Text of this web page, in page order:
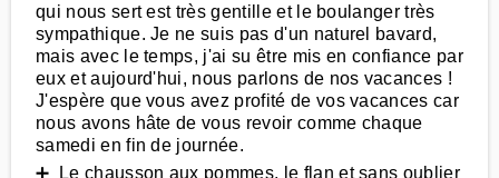
qui nous sert est très gentille et le boulanger très
sympathique. Je ne suis pas d'un naturel bavard,
mais avec le temps, j'ai su être mis en confiance par
eux et aujourd'hui, nous parlons de nos vacances !
J'espère que vous avez profité de vos vacances car
nous avons hâte de vous revoir comme chaque
samedi en fin de journée.
➕ Le chausson aux pommes, le flan et sans oublier